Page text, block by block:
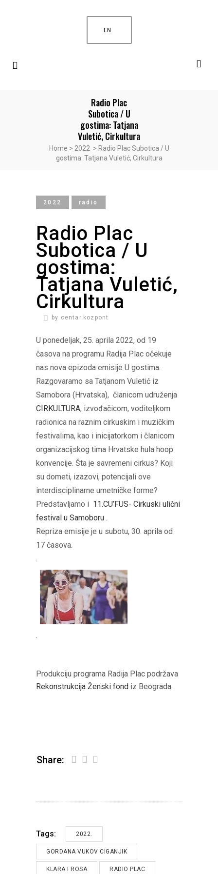
EN
Radio Plac
Subotica / U
gostima: Tatjana
Vuletić, Cirkultura
Home > 2022 > Radio Plac Subotica / U
gostima: Tatjana Vuletić, Cirkultura
2022 radio
Radio Plac
Subotica / U
gostima:
Tatjana Vuletić,
Cirkultura
by centar.kozpont
U ponedeljak, 25. aprila 2022, od 19
časova na programu Radija Plac očekuje
nas nova epizoda emisije U gostima.
Razgovaramo sa Tatjanom Vuletić iz
Samobora (Hrvatska), članicom udruženja
CIRKULTURA, izvođačicom, voditeljkom
radionica na raznim cirkuskim i muzičkim
festivalima, kao i inicijatorkom i članicom
organizacijskog tima Hrvatske hula hoop
konvencije. Šta je savremeni cirkus? Koji
su dometi, izazovi, potencijali ove
interdisciplinarne umetničke forme?
Predstavljamo i 11.CU’FUS- Cirkuski ulični
festival u Samoboru .
Repriza emisije je u subotu, 30. aprila od
17 časova.
.
.
Produkciju programa Radija Plac podržava
Rekonstrukcija Ženski fond iz Beograda.
Share:
Tags: 2022.
GORDANA VUKOV CIGANJIK
KLARA I ROSA RADIO PLAC